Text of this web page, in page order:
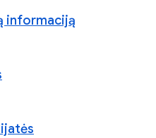
informaciją